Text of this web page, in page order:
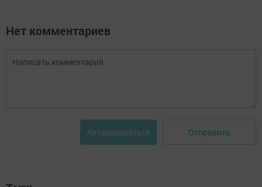
Нет комментариев
Авторизоваться Отправить